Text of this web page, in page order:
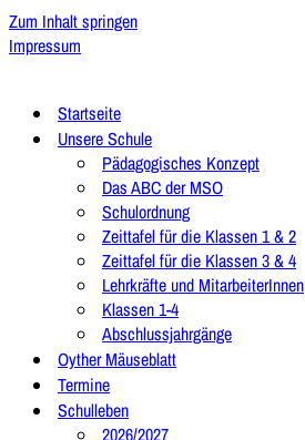
Zum Inhalt springen
Impressum
Startseite
Unsere Schule
Pädagogisches Konzept
Das ABC der MSO
Schulordnung
Zeittafel für die Klassen 1 & 2
Zeittafel für die Klassen 3 & 4
Lehrkräfte und MitarbeiterInnen
Klassen 1-4
Abschlussjahrgänge
Oyther Mäuseblatt
Termine
Schulleben
2026/2027